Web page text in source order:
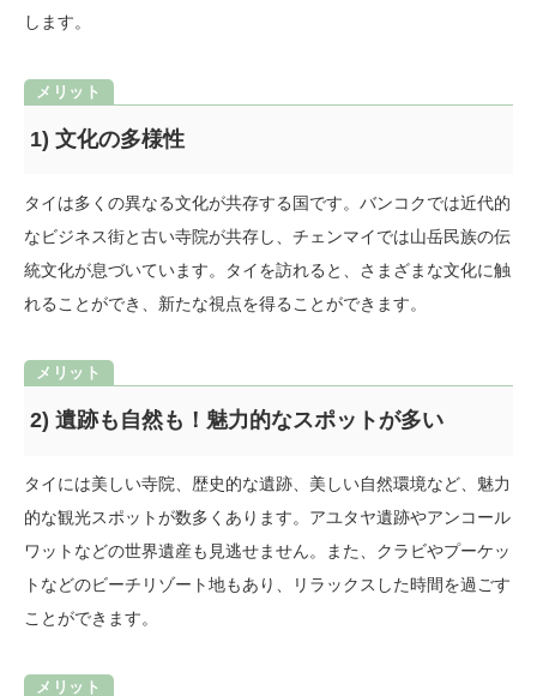
します。
1) 文化の多様性
タイは多くの異なる文化が共存する国です。バンコクでは近代的
なビジネス街と古い寺院が共存し、チェンマイでは山岳民族の伝
統文化が息づいています。タイを訪れると、さまざまな文化に触
れることができ、新たな視点を得ることができます。
2) 遺跡も自然も！魅力的なスポットが多い
タイには美しい寺院、歴史的な遺跡、美しい自然環境など、魅力
的な観光スポットが数多くあります。アユタヤ遺跡やアンコール
ワットなどの世界遺産も見逃せません。また、クラビやプーケッ
トなどのビーチリゾート地もあり、リラックスした時間を過ごす
ことができます。